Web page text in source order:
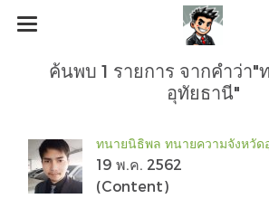
ค้นพบ 1 รายการ จากคำว่า"
อุทัยธานี"
ทนายนิธิพล ทนายความจังหวัด
19 พ.ค. 2562
(Content)